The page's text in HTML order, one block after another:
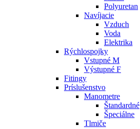
Polyuretan
Navíjacie
Vzduch
Voda
Elektrika
Rýchlospojky
Vstupné M
Výstupné F
Fitingy
Príslušenstvo
Manometre
Štandardné
Špeciálne
Tlmiče